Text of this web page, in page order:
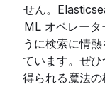
せん。
ML オペレータ
うに検索に情
ています。ぜ
得られる魔法